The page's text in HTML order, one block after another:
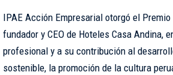
IPAE Acción Empresarial otorgó el
fundador y CEO de Hoteles Casa Andina,
profesional y a su contribución al
sostenible, la promoción de la cultura